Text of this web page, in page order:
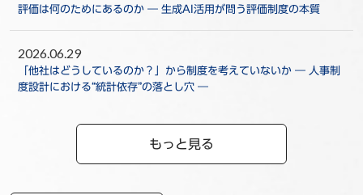
評価は何のためにあるのか ― 生成AI活用が問う評価制度の本質
2026.06.29
「他社はどうしているのか？」から制度を考えていないか ― 人事制
度設計における“統計依存”の落とし穴 ―
もっと見る